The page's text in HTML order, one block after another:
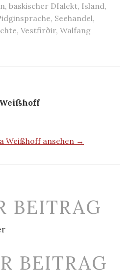
, baskischer DIalekt, Island,
, Seehandel,
, Vestfirðir, Walfang
Weißhoff ansehen →
BEITRAG
BEITRAG